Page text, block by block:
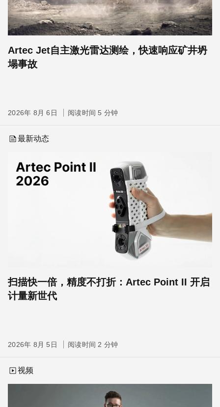
Artec Jet自主激光雷达测绘，快速响应矿井坍
塌事故
2026年 8月 6日 阅读时间 5 分钟
最新动态
扫描快一倍，精度不打折：Artec Point II 开启
计量新世代
2026年 8月 5日 阅读时间 2 分钟
视频